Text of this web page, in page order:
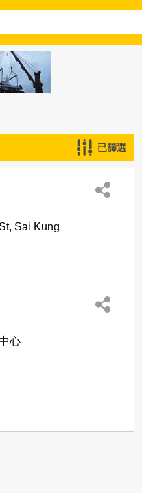
已篩選
Sai Kung
心